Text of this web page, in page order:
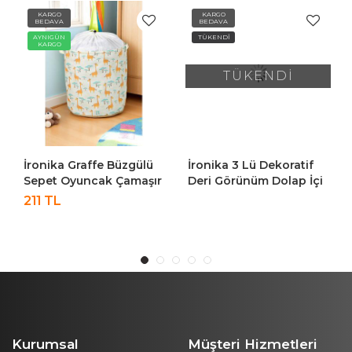
KARGO
BEDAVA
AYNIGÜN
KARGO
İronika Graffe Büzgülü
Sepet Oyuncak Çamaşır
Havlu Sepeti Yuvarlak
211 TL
KARGO
BEDAVA
TÜKENDİ
TÜKENDİ
İronika 3 Lü Dekoratif
Deri Görünüm Dolap İçi
Kurumsal Müşteri Hizmetleri